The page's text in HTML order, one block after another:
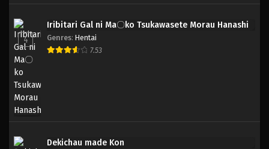
4
Iribitari Gal ni Ma〇ko Tsukawasete Morau Hanashi
Genres: Hentai
7.53
Dekichau made Kon